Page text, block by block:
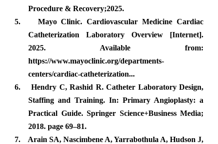
Procedure & Recovery;2025.
5.
Mayo Clinic. Cardiovascular Medicine Cardiac
Catheterization Laboratory Overview [Internet].
2025. Available from:
https://www.mayoclinic.org/departments-
centers/cardiac-catheterization...
6.
Hendry C, Rashid R. Catheter Laboratory Design,
Staffing and Training. In: Primary Angioplasty: a
Practical Guide. Springer Science+Business Media;
2018. page 69–81.
7.
Arain SA, Nascimbene A, Yarrabothula A, Hudson J,